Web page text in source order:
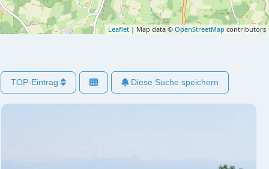
Leaflet | Map data © OpenStreetMap contributors
TOP-Eintrag Diese Suche speichern